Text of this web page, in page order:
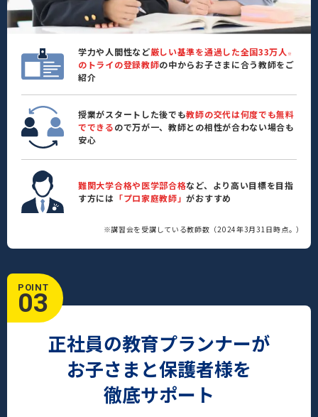
学力や人間性など厳しい基準を通過した全国33万人 ※
のトライの登録教師の中からお子さまに合う教師をご
紹介
授業がスタートした後でも教師の交代は何度でも無料
でできるので万が一、教師との相性が合わない場合も
安心
難関大学合格や医学部合格など、より高い目標を目指
す方には 「プロ家庭教師」がおすすめ
※講習会を受講している教師数（2024年3月31日時点。）
POINT
03
正社員の教育プランナーが
お子さまと保護者様を
徹底サポート